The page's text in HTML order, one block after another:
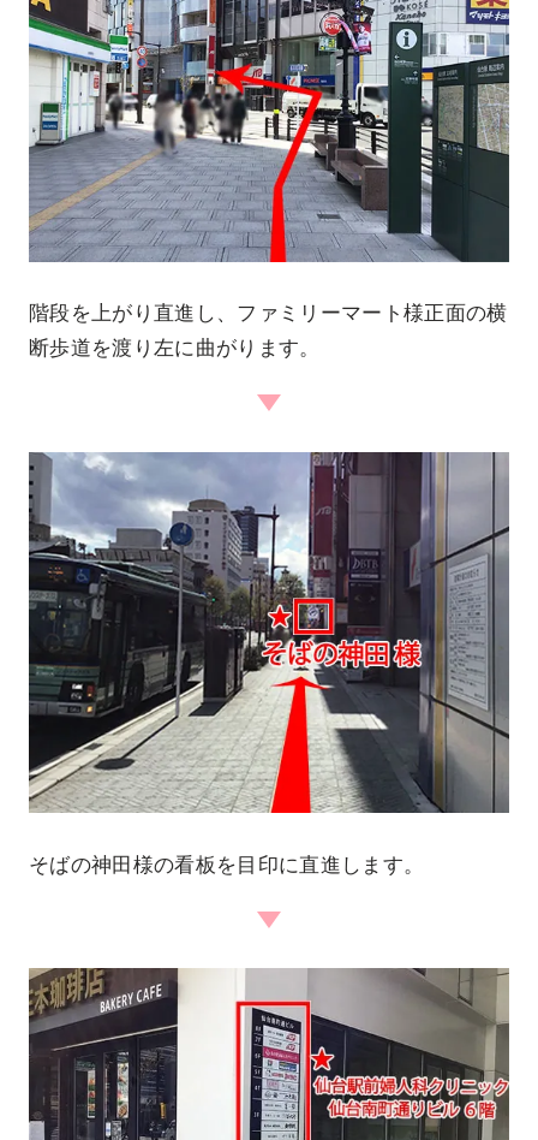
階段を上がり直進し、ファミリーマート様正面の横
断歩道を渡り左に曲がります。
そばの神田様の看板を目印に直進します。